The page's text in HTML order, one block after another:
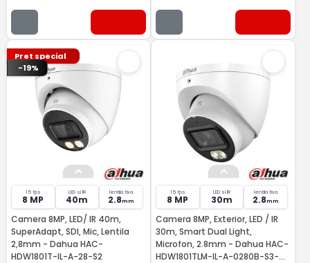
Pret special
-19%
15 fps
8 MP
LED si IR
40m
lentila fixa
2.8mm
Camera 8MP, LED/ IR 40m,
SuperAdapt, SDI, Mic, Lentila
2,8mm - Dahua HAC-
HDW1801T-IL-A-28-S2
15 fps
8 MP
LED si IR
30m
lentila fixa
2.8mm
Camera 8MP, Exterior, LED / IR
30m, Smart Dual Light,
Microfon, 2.8mm - Dahua HAC-
HDW1801TLM-IL-A-0280B-S3-